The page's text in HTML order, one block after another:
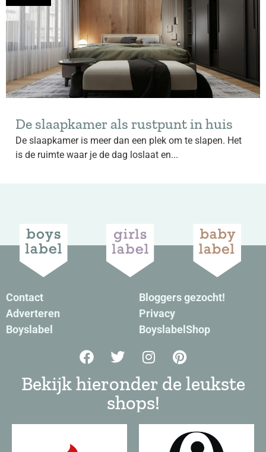
De slaapkamer als rustpunt in huis
De slaapkamer is meer dan een plek om te slapen. Het
is de ruimte waar je de dag loslaat en...
Contact
Adverteren
Boyslabel
Bloggers gezocht!
Privacy
BoyslabelShop
Bekijk hieronder de leukste
shops!